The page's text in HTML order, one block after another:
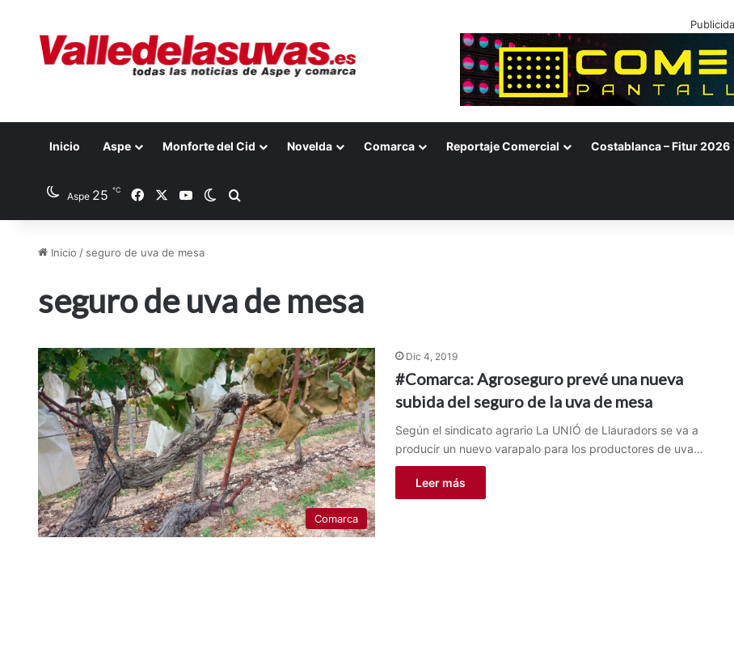
Inicio Aspe Monforte del Cid Novelda Comarca Reportaje Comercial Costablanca – Fitur 2026
Aspe 25 ℃ FacebookYouTubeSwitch skin
Inicio / seguro de uva de mesa
seguro de uva de mesa
Comarca
Dic 4, 2019
#Comarca: Agroseguro prevé una nueva
subida del seguro de la uva de mesa
Según el sindicato agrario La UNIÓ de Llauradors se va a
producir un nuevo varapalo para los productores de uva…
Leer más